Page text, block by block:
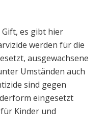
es gibt hier
werden für die
ausgewachsene
Umständen auch
sind gegen
eingesetzt
Kinder und